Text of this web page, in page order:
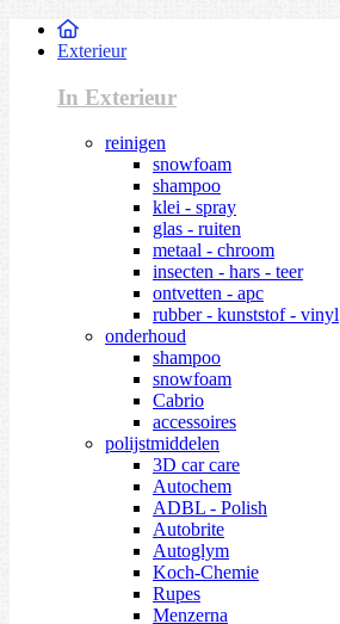
Exterieur
In Exterieur
reinigen
snowfoam
shampoo
klei - spray
glas - ruiten
metaal - chroom
insecten - hars - teer
ontvetten - apc
rubber - kunststof - vinyl
onderhoud
shampoo
snowfoam
Cabrio
accessoires
polijstmiddelen
3D car care
Autochem
ADBL - Polish
Autobrite
Autoglym
Koch-Chemie
Rupes
Menzerna